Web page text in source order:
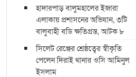
হাদারপাড় বালুমহালের ইজারা
এলাকায় প্রশাসনের অভিযান, ৩টি
বালুবাহী বডি ক্ষতিগ্রস্ত, আটক ৮
সিলেট রেঞ্জের শ্রেষ্ঠত্বের স্বীকৃতি
পেলেন দিরাই থানার ওসি আমিনুল
ইসলাম